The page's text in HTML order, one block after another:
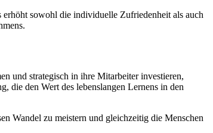
sowohl die individuelle Zufriedenheit als auch
und strategisch in ihre Mitarbeiter investieren,
die den Wert des lebenslangen Lernens in den
Wandel zu meistern und gleichzeitig die Menschen